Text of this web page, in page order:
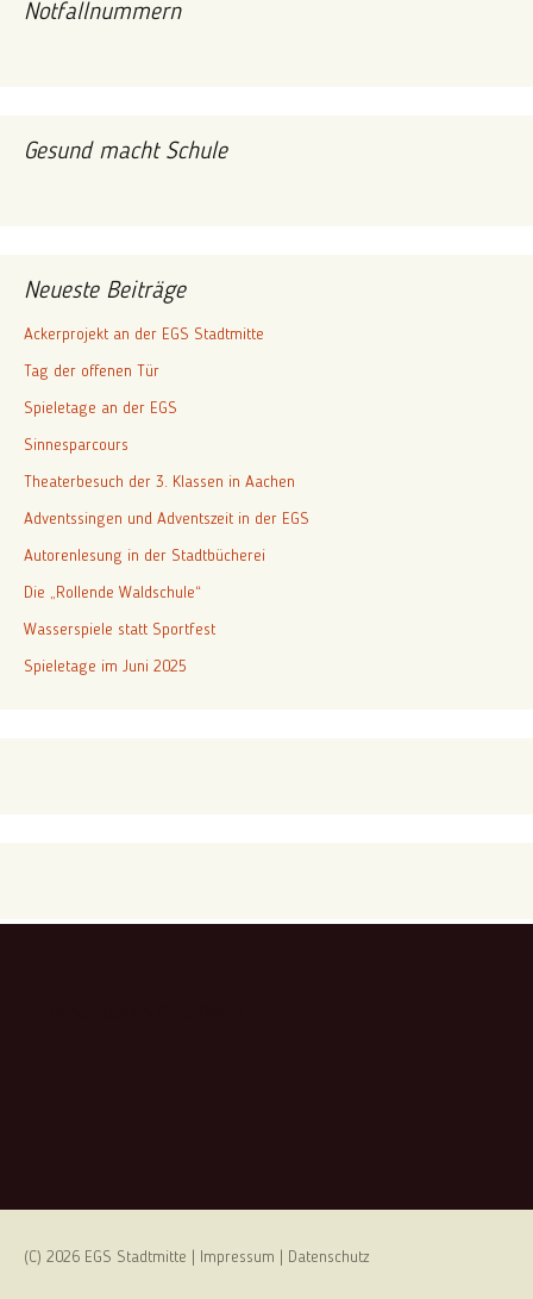
Notfallnummern
Gesund macht Schule
Neueste Beiträge
Ackerprojekt an der EGS Stadtmitte
Tag der offenen Tür
Spieletage an der EGS
Sinnesparcours
Theaterbesuch der 3. Klassen in Aachen
Adventssingen und Adventszeit in der EGS
Autorenlesung in der Stadtbücherei
Die „Rollende Waldschule“
Wasserspiele statt Sportfest
Spieletage im Juni 2025
(C) 2026 EGS Stadtmitte | Impressum Datenschutz